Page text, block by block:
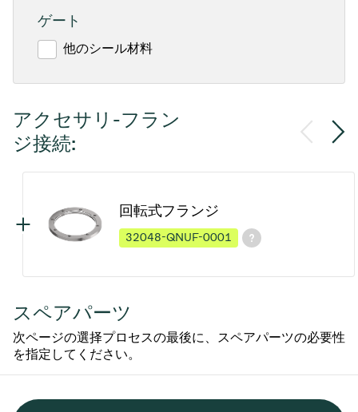
ゲート
他のシール材料
アクセサリ-フラン
ジ接続:
回転式フランジ
32048-QNUF-0001
スペアパーツ
次ページの選择プロセスの最後に、スペアパーツの必要性
を指定してください。